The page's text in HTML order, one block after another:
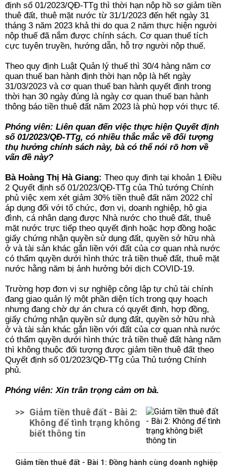
định số 01/2023/QĐ-TTg thì thời hạn nộp hồ sơ giảm tiền
thuê đất, thuê mặt nước từ 31/1/2023 đến hết ngày 31
tháng 3 năm 2023 khả thi do qua 2 năm thực hiện người
nộp thuế đã nắm được chính sách. Cơ quan thuế tích
cực tuyên truyền, hướng dẫn, hỗ trợ người nộp thuế.
Theo quy định Luật Quản lý thuế thì 30/4 hàng năm cơ
quan thuế ban hành định thời hạn nộp là hết ngày
31/03/2023 và cơ quan thuế ban hành quyết định trong
thời hạn 30 ngày đúng là ngày cơ quan thuế ban hành
thông báo tiền thuê đất năm 2023 là phù hợp với thực tế.
Phóng viên: Liên quan đến việc thực hiện Quyết định
số 01/2023/QĐ-TTg, có nhiều thắc mắc về đối tượng
thụ hưởng chính sách này, bà có thể nói rõ hơn về
vấn đề này?
Bà Hoàng Thị Hà Giang: Theo quy định tại khoản 1 Điều
2 Quyết định số 01/2023/QĐ-TTg của Thủ tướng Chính
phủ việc xem xét giảm 30% tiền thuê đất năm 2022 chỉ
áp dụng đối với tổ chức, đơn vị, doanh nghiệp, hộ gia
đình, cá nhân dạng được Nhà nước cho thuê đất, thuê
mặt nước trực tiếp theo quyết định hoặc hợp đồng hoặc
giấy chứng nhận quyền sử dụng đất, quyền sở hữu nhà
ở và tài sản khác gắn liền với đất của cơ quan nhà nước
có thẩm quyền dưới hình thức trả tiền thuê đất, thuê mặt
nước hằng năm bị ảnh hưởng bởi dịch COVID-19.
Trường hợp đơn vị sự nghiệp công lập tự chủ tài chính
đang giao quản lý một phần diện tích trong quy hoạch
nhưng đang chờ dự án chưa có quyết định, hợp đồng,
giấy chứng nhận quyền sử dụng đất, quyền sở hữu nhà
ở và tài sản khác gắn liền với đất của cơ quan nhà nước
có thẩm quyền dưới hình thức trả tiền thuê đất hàng năm
thì không thuộc đối tượng được giảm tiền thuê đất theo
Quyết định số 01/2023/QĐ-TTg của Thủ tướng Chính
phủ.
Phóng viên: Xin trân trọng cảm ơn bà.
>> Giảm tiền thuê đất - Bài 2:
Không để tình trạng không
biết thông tin
Giảm tiền thuê đất - Bài 1: Đồng hành cùng doanh nghiệp